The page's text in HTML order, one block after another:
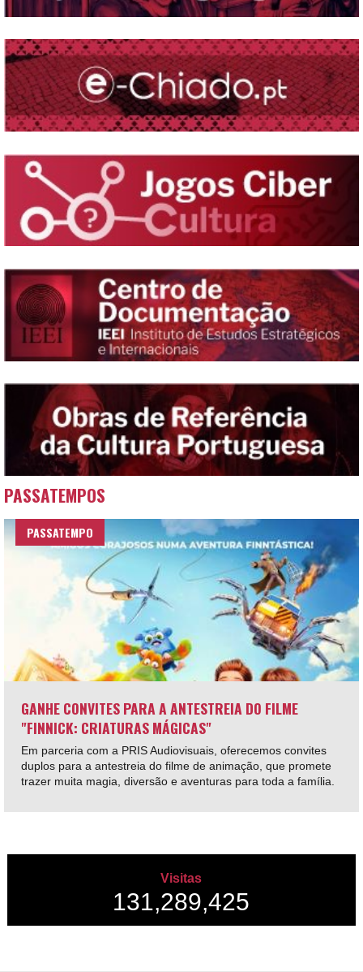
PASSATEMPOS
PASSATEMPO
GANHE CONVITES PARA A ANTESTREIA DO FILME
"FINNICK: CRIATURAS MÁGICAS"
Em parceria com a PRIS Audiovisuais, oferecemos convites
duplos para a antestreia do filme de animação, que promete
trazer muita magia, diversão e aventuras para toda a família.
Visitas
131,289,425